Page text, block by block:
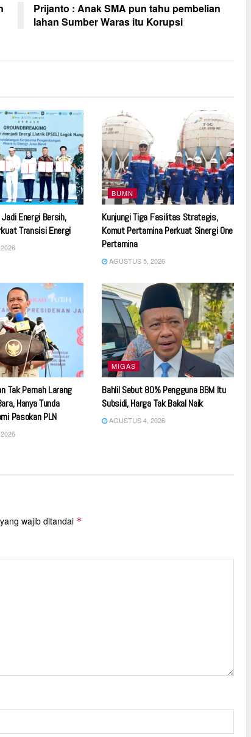
Prijanto : Anak SMA pun tahu pembelian
lahan Sumber Waras itu Korupsi
Jadi Energi Bersih,
Transisi Energi
BUMN
Kunjungi Tiga Fasilitas Strategis,
Komut Pertamina Perkuat Sinergi One
Pertamina
AGUSTUS 5, 2026
Tak Pernah Larang
Hanya Tunda
Pasokan PLN
MIGAS
Bahlil Sebut 80% Pengguna BBM Itu
Subsidi, Harga Tak Bakal Naik
AGUSTUS 4, 2026
wajib ditandai *